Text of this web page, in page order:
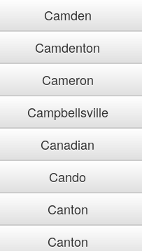
Camden
Camdenton
Cameron
Campbellsville
Canadian
Cando
Canton
Canton